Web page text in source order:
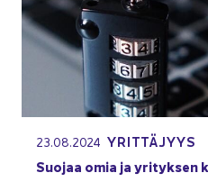
23.08.2024 YRIT­TÄ­JYYS
Suo­jaa omia ja